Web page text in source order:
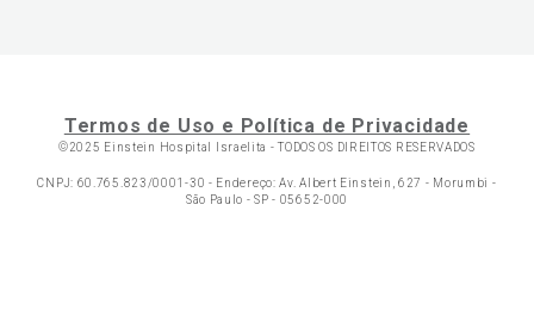
Termos de Uso e Política de Privacidade
©2025 Einstein Hospital Israelita -TODOS OS DIREITOS RESERVADOS
CNPJ: 60.765.823/0001-30 - Endereço: Av. Albert Einstein, 627 - Morumbi -
São Paulo - SP - 05652-000